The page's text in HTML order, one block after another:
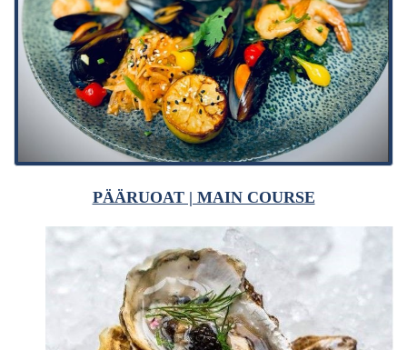
PÄÄRUOAT | MAIN COURSE